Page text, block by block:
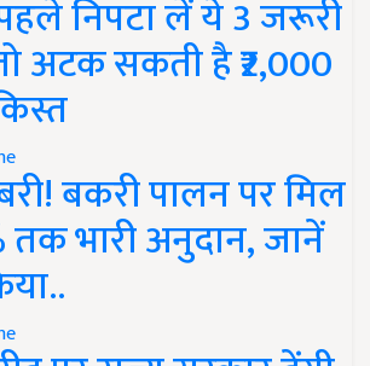
निपटा लें ये 3 जरूरी
अटक सकती है ₹2,000
बकरी पालन पर मिल
तक भारी अनुदान, जानें